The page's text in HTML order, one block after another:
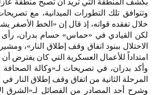
بكشف المنطقة التي تريد أن تصبح منطقة
وتتوافق تلك التطورات الميدانية، مع
خلال تفقده قواته، إذ قال إن «الخط
لكن القيادي في «حماس» حسام بدران، رأى
الاحتلال ببنود اتفاق وقف إطلاق النار»،
امتداداً للأعمال العسكرية التي كان يفترض أن
وأكد بدران، في تصريحات لـ«وكالة
المرحلة الثانية من اتفاق وقف إطلاق
وشرح أحد المصادر من الفصائل لـ«الشرق